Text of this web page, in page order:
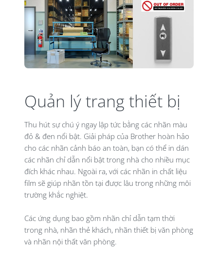
Quản lý trang thiết bị
Thu hút sự chú ý ngay lập tức bằng các nhãn màu
đỏ & đen nổi bật. Giải pháp của Brother hoàn hảo
cho các nhãn cảnh báo an toàn, bạn có thể in dán
các nhãn chỉ dẫn nổi bật trong nhà cho nhiều mục
đích khác nhau. Ngoài ra, với các nhãn in chất liệu
film sẽ giúp nhãn tồn tại được lâu trong những môi
trường khắc nghiệt.
Các ứng dụng bao gồm nhãn chỉ dẫn tạm thời
trong nhà, nhãn thẻ khách, nhãn thiết bị văn phòng
và nhãn nội thất văn phòng.